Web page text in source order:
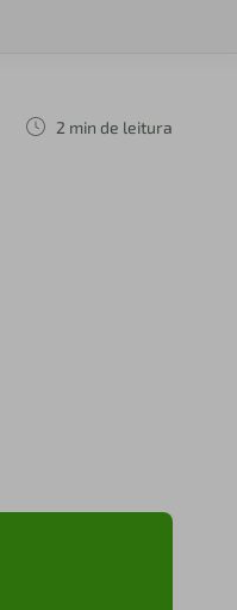
2 min de leitura